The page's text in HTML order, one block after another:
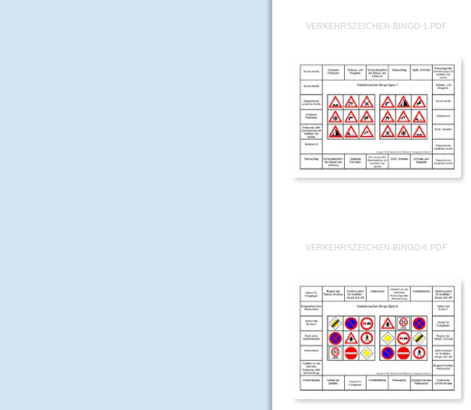
VERKEHRSZEICHEN-BINGO-1.PDF
VERKEHRSZEICHEN-BINGO-6.PDF